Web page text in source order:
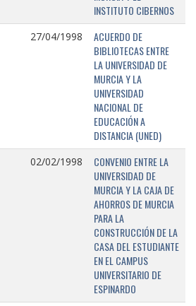
INSTITUTO CIBERNOS
27/04/1998
ACUERDO DE
BIBLIOTECAS ENTRE
LA UNIVERSIDAD DE
MURCIA Y LA
UNIVERSIDAD
NACIONAL DE
EDUCACIÓN A
DISTANCIA (UNED)
02/02/1998
CONVENIO ENTRE LA
UNIVERSIDAD DE
MURCIA Y LA CAJA DE
AHORROS DE MURCIA
PARA LA
CONSTRUCCIÓN DE LA
CASA DEL ESTUDIANTE
EN EL CAMPUS
UNIVERSITARIO DE
ESPINARDO